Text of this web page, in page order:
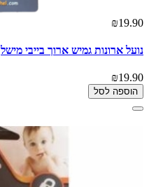
₪19.90
נועל ארונות גמיש ארוך בייבי מישל
₪19.90
הוספה לסל